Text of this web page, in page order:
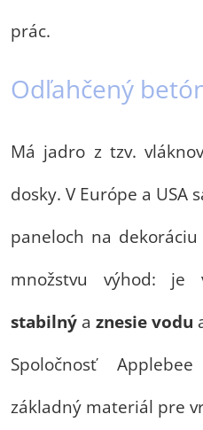
prác.
Odľahčený
Má jadro z tzv.
dosky. V Európe a USA
paneloch na
množstvu výhod:
stabilný a znesie vodu
Spoločnosť
základný materiál pre